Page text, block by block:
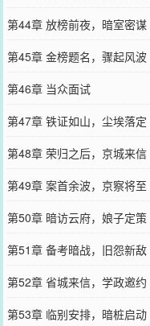
第44章 放榜前夜，暗室密谋
第45章 金榜题名，骤起风波
第46章 当众面试
第47章 铁证如山，尘埃落定
第48章 荣归之后，京城来信
第49章 案首余波，京察将至
第50章 暗访云府，娘子定策
第51章 备考暗战，旧怨新敌
第52章 省城来信，学政邀约
第53章 临别安排，暗桩启动